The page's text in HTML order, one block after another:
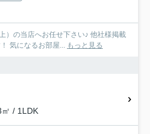
の当店へお任せ下さい♪ 他社様掲載
気になるお部屋... もっと見る
/ 1LDK